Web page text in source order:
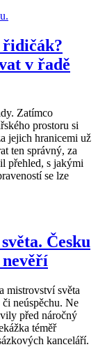
řidičák?
v řadě
Zatímco
prostoru si
jejich hranicemi už
ten správný, za
přehled, s jakými
se lze
Česku
mistrovství světa
neúspěchu. Ne
před náročný
téměř
kanceláří.